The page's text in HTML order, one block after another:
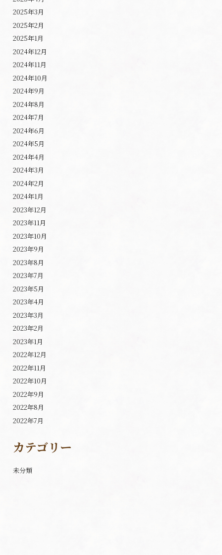
2025年3月
2025年2月
2025年1月
2024年12月
2024年11月
2024年10月
2024年9月
2024年8月
2024年7月
2024年6月
2024年5月
2024年4月
2024年3月
2024年2月
2024年1月
2023年12月
2023年11月
2023年10月
2023年9月
2023年8月
2023年7月
2023年5月
2023年4月
2023年3月
2023年2月
2023年1月
2022年12月
2022年11月
2022年10月
2022年9月
2022年8月
2022年7月
カテゴリー
未分類